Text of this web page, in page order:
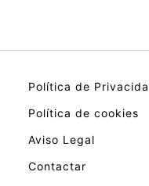
Política de
Política de cookies
Aviso Legal
Contactar